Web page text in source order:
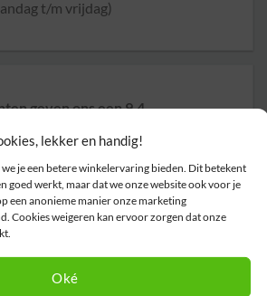
lekker en handig!
je een betere winkelervaring bieden. Dit betekent
goed werkt, maar dat we onze website ook voor je
een anonieme manier onze marketing
Cookies weigeren kan ervoor zorgen dat onze
Oké
t/m vrijdag)
geven ons een 9,4